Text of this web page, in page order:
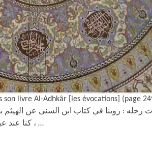
livre Al-Adhkâr [les évocations] (page
كنا عند عبد الله بن عمر رضي الله عنهما فخدرت رجله ، …